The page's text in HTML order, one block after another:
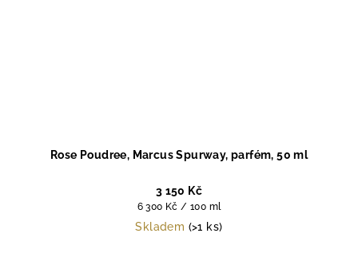
Rose Poudree, Marcus Spurway, parfém, 50 ml
3 150 Kč
Měrná
cena:
6 300 Kč / 100 ml
Skladem (>1 ks)